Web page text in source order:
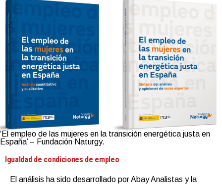
‘El empleo de las mujeres en la transición energética justa en
España’ – Fundación Naturgy.
Igualdad de condiciones de empleo
El análisis ha sido desarrollado por Abay Analistas y la